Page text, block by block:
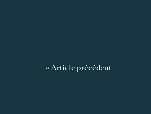
« Article précédent